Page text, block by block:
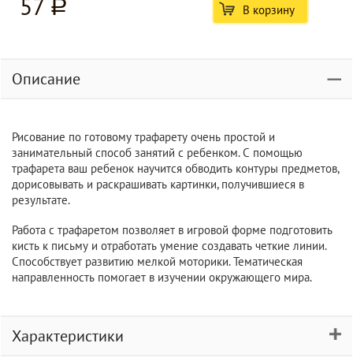
a В корзину
Описание
Рисование по готовому трафарету очень простой и
занимательный способ занятий с ребенком. С помощью
трафарета ваш ребенок научится обводить контуры предметов,
дорисовывать и раскрашивать картинки, получившиеся в
результате.
Работа с трафаретом позволяет в игровой форме подготовить
кисть к письму и отработать умение создавать четкие линии.
Способствует развитию мелкой моторики. Тематическая
направленность помогает в изучении окружающего мира.
Характеристики